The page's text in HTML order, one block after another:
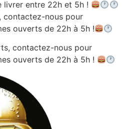
entre 22h et 5h !
contactez-nous pour
ouverts de 22h à 5h !
contactez-nous pour
ouverts de 22h à 5h !